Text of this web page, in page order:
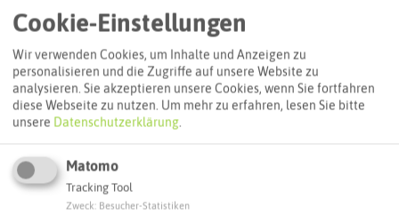
Hallenbad Gladbeck
BOTTROP
Cookie-Einstellungen
Wir verwenden Cookies, um Inhalte und Anzeigen zu
personalisieren und die Zugriffe auf unsere Website zu
analysieren. Sie akzeptieren unsere Cookies, wenn Sie fortfahren
diese Webseite zu nutzen. Um mehr zu erfahren, lesen Sie bitte
unsere Datenschutzerklärung.
Matomo
Tracking Tool
Zweck Besucher-Statistiken